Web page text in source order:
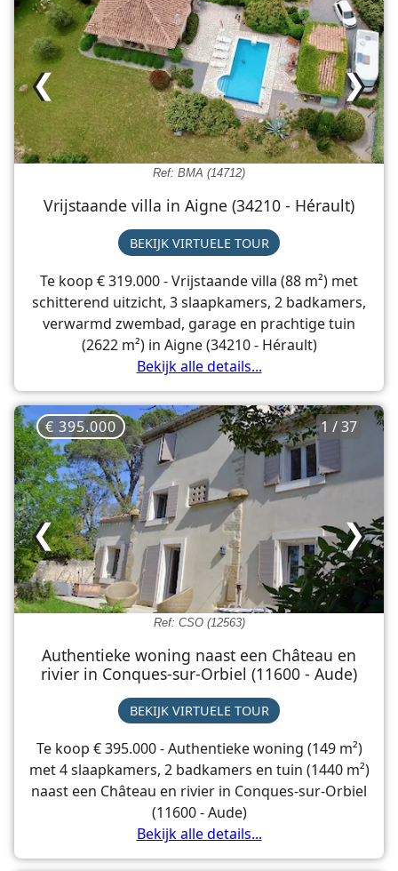
Ref: BMA (14712)
❯
❮
Vrijstaande villa in Aigne (34210 - Hérault)
BEKIJK VIRTUELE TOUR
Te koop € 319.000 - Vrijstaande villa (88 m²) met
schitterend uitzicht, 3 slaapkamers, 2 badkamers,
verwarmd zwembad, garage en prachtige tuin
(2622 m²) in Aigne (34210 - Hérault)
Bekijk alle details...
Ref: CSO (12563)
1 / 37
❯
❮
€ 395.000
Authentieke woning naast een Château en
rivier in Conques-sur-Orbiel (11600 - Aude)
BEKIJK VIRTUELE TOUR
Te koop € 395.000 - Authentieke woning (149 m²)
met 4 slaapkamers, 2 badkamers en tuin (1440 m²)
naast een Château en rivier in Conques-sur-Orbiel
(11600 - Aude)
Bekijk alle details...